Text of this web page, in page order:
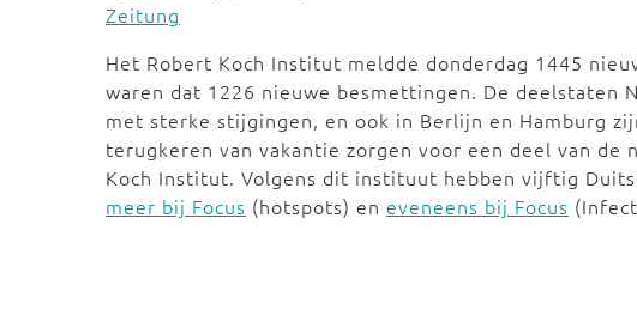
Zeitung
Het Robert Koch Institut meldde donderdag 1445
waren dat 1226 nieuwe besmettingen. De deelstaten
met sterke stijgingen, en ook in Berlijn en Hamburg
terugkeren van vakantie zorgen voor een deel van
Koch Institut. Volgens dit instituut hebben vijftig
meer bij Focus (hotspots) en eveneens bij Focus